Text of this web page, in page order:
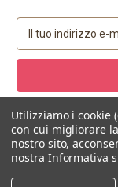
d
r
z
z
o
Utilizziamo i cookie
con cui migliorare
nostro sito,
nostra Informativa